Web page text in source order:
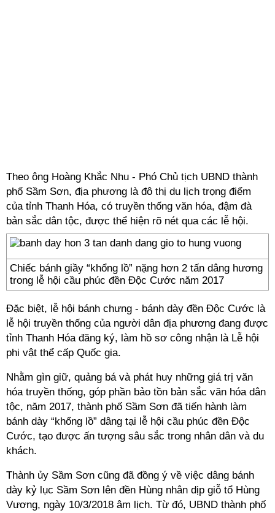
Theo ông Hoàng Khắc Nhu - Phó Chủ tịch UBND thành
phố Sầm Sơn, địa phương là đô thị du lịch trọng điểm
của tỉnh Thanh Hóa, có truyền thống văn hóa, đậm đà
bản sắc dân tộc, được thể hiện rõ nét qua các lễ hội.
Chiếc bánh giầy “khổng lồ” nặng hơn 2 tấn dâng hương
trong lễ hội cầu phúc đền Độc Cước năm 2017
Đặc biệt, lễ hội bánh chưng - bánh dày đền Độc Cước là
lễ hội truyền thống của người dân địa phương đang được
tỉnh Thanh Hóa đăng ký, làm hồ sơ công nhận là Lễ hội
phi vật thể cấp Quốc gia.
Nhằm gìn giữ, quảng bá và phát huy những giá trị văn
hóa truyền thống, góp phần bảo tồn bản sắc văn hóa dân
tộc, năm 2017, thành phố Sầm Sơn đã tiến hành làm
bánh dày “khổng lồ” dâng tại lễ hội cầu phúc đền Độc
Cước, tạo được ấn tượng sâu sắc trong nhân dân và du
khách.
Thành ủy Sầm Sơn cũng đã đồng ý về việc dâng bánh
dày kỷ lục Sầm Sơn lên đền Hùng nhân dịp giỗ tổ Hùng
Vương, ngày 10/3/2018 âm lịch. Từ đó, UBND thành phố